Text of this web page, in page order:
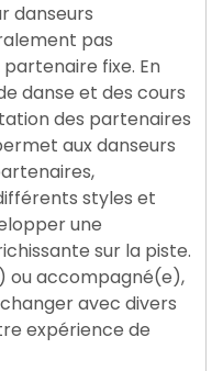
danseurs
pas
fixe. En
danse et des cours
des partenaires
aux danseurs
styles et
une
sur la piste.
ou accompagné(e),
avec divers
expérience de